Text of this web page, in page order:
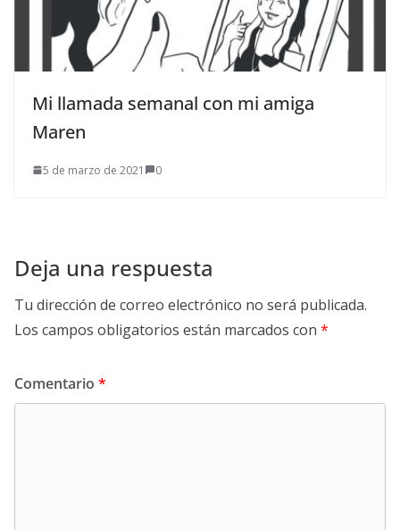
Mi llamada semanal con mi amiga
Maren
5 de marzo de 2021 0
Deja una respuesta
Tu dirección de correo electrónico no será publicada.
Los campos obligatorios están marcados con *
Comentario *